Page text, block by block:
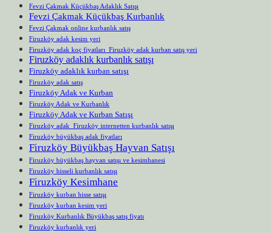
Fevzi Çakmak Küçükbaş Adaklık Satışı
Fevzi Çakmak Küçükbaş Kurbanlık
Fevzi Çakmak online kurbanlık satış
Firuzköy adak kesim yeri
Firuzköy adak koç fiyatları Firuzköy adak kurban satış yeri
Firuzköy adaklık kurbanlık satışı
Firuzköy adaklık kurban satışı
Firuzköy adak satış
Firuzköy Adak ve Kurban
Firuzköy Adak ve Kurbanlık
Firuzköy Adak ve Kurban Satışı
Firuzköy adak Firuzköy internetten kurbanlık satışı
Firuzköy büyükbaş adak fiyatları
Firuzköy Büyükbaş Hayvan Satışı
Firuzköy büyükbaş hayvan satışı ve kesimhanesi
Firuzköy hisseli kurbanlık satışı
Firuzköy Kesimhane
Firuzköy kurban hisse satışı
Firuzköy kurban kesim yeri
Firuzköy Kurbanlık Büyükbaş satış fiyatı
Firuzköy kurbanlık yeri